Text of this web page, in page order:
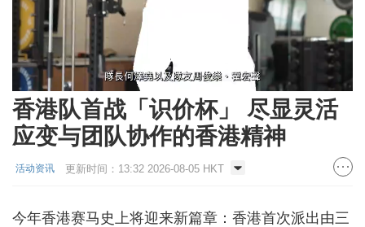
Unmute Loaded:
10.52%
香港队首战「识价杯」 尽显灵活
应变与团队协作的香港精神
活动资讯 更新时间：13:32 2026-08-05 HKT
今年香港赛马史上将迎来新篇章：香港首次派出由三